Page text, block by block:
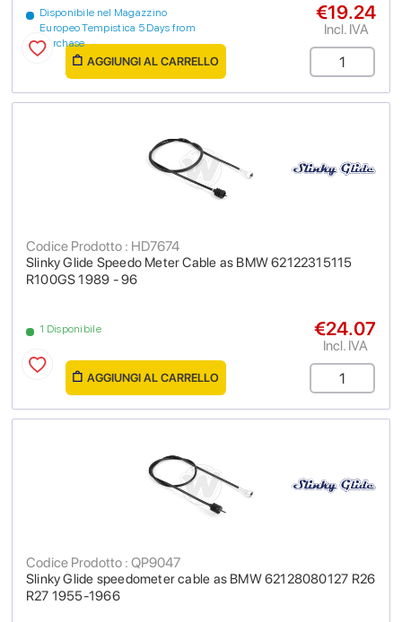
Disponibile nel Magazzino
Europeo Tempistica 5 Days from
purchase
€19.24
Incl. IVA
AGGIUNGI AL CARRELLO
Slinky Glide Speedo Meter Cable as BMW 62122315115
R100GS 1989 - 96
Codice Prodotto : HD7674
1 Disponibile €24.07
Incl. IVA
AGGIUNGI AL CARRELLO
Slinky Glide speedometer cable as BMW 62128080127 R26
R27 1955-1966
Codice Prodotto : QP9047